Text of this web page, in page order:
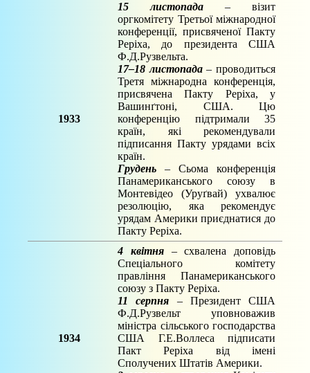
1933
15 листопада – візит
оргкомітету Третьої міжнародної
конференції, присвяченої Пакту
Реріха, до президента США
Ф.Д.Рузвельта.
17–18 листопада– проводиться
Третя міжнародна конференція,
присвячена Пакту Реріха, у
Вашинґтоні, США. Цю
конференцію підтримали 35
країн, які рекомендували
підписання Пакту урядами всіх
країн.
Грудень – Сьома конференція
Панамериканського союзу в
Монтевідео (Уруґвай) ухвалює
резолюцію, яка рекомендує
урядам Америки приєднатися до
Пакту Реріха.
1934
4 квітня– схвалена доповідь
Спеціального комітету
правління Панамериканського
союзу з Пакту Реріха.
11 серпня – Президент США
Ф.Д.Рузвельт уповноважив
міністра сільського господарства
США Г.Е.Воллеса підписати
Пакт Реріха від імені
Сполучених Штатів Америки.